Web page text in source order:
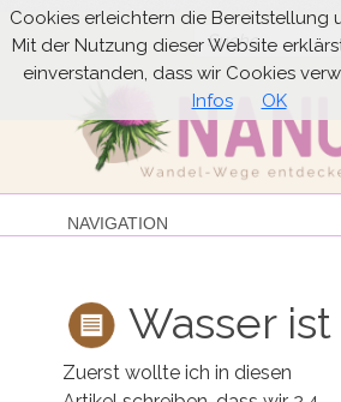
Suche
Wasser
Zuerst wollte ich in diesen
Cookies erleichtern die Bereitstellung
Mit der Nutzung dieser Website
einverstanden, dass wir Cookies
Infos
OK